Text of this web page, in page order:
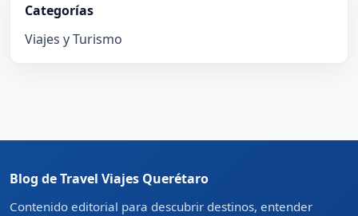
Categorías
Viajes y Turismo
Blog de Travel Viajes Querétaro
Contenido editorial para descubrir destinos, entender